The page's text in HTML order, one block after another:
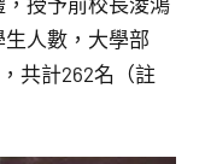
人數，大學部
共計262名（註